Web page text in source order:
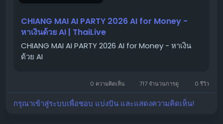
CHIANG MAI AI PARTY 2026 AI for Money -
หาเงินด้วย AI | ThaiLive
CHIANG MAI AI PARTY 2026 AI for Money - หาเงิน
ด้วย AI
0 ความคิดเห็น 717 จำนวนการดู 0 รีวิว
กรุณาเข้าสู่ระบบเพื่อชอบ แบ่งปัน และแสดงความคิดเห็น!